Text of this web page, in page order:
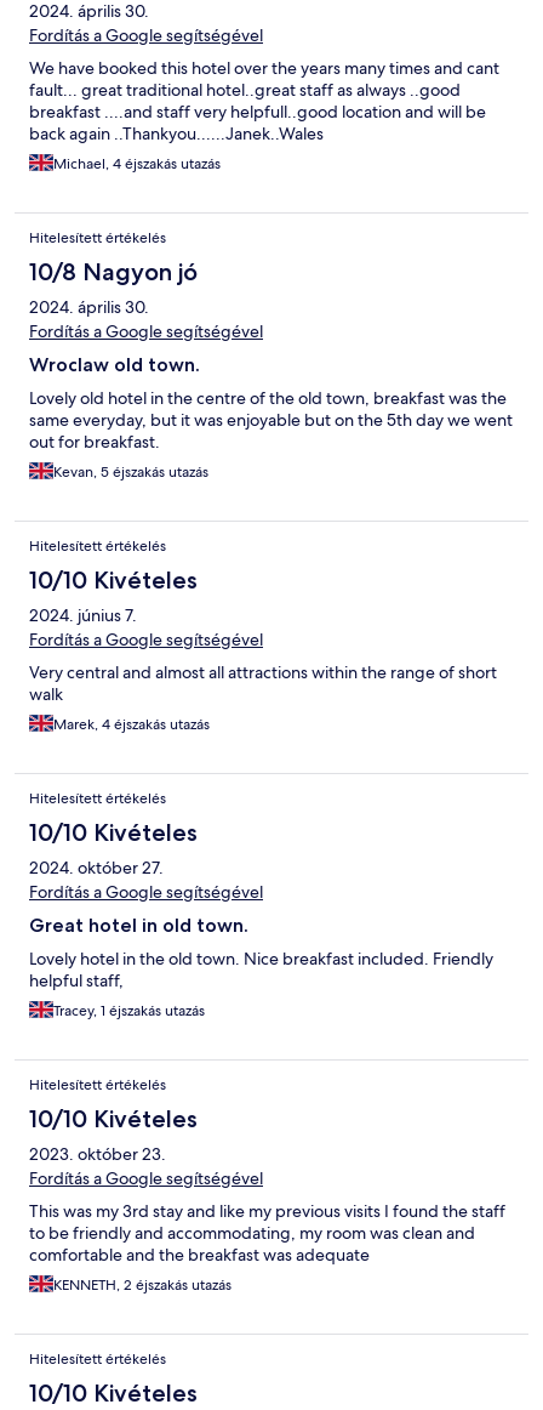
2024. április 30.
Fordítás a Google segítségével
We have booked this hotel over the years many times and cant
fault... great traditional hotel..great staff as always ..good
breakfast ....and staff very helpfull..good location and will be
back again ..Thankyou......Janek..Wales
Michael, 4 éjszakás utazás
Hitelesített értékelés
10/8 Nagyon jó
2024. április 30.
Fordítás a Google segítségével
Wroclaw old town.
Lovely old hotel in the centre of the old town, breakfast was the
same everyday, but it was enjoyable but on the 5th day we went
out for breakfast.
Kevan, 5 éjszakás utazás
Hitelesített értékelés
10/10 Kivételes
2024. június 7.
Fordítás a Google segítségével
Very central and almost all attractions within the range of short
walk
Marek, 4 éjszakás utazás
Hitelesített értékelés
10/10 Kivételes
2024. október 27.
Fordítás a Google segítségével
Great hotel in old town.
Lovely hotel in the old town. Nice breakfast included. Friendly
helpful staff,
Tracey, 1 éjszakás utazás
Hitelesített értékelés
10/10 Kivételes
2023. október 23.
Fordítás a Google segítségével
This was my 3rd stay and like my previous visits I found the staff
to be friendly and accommodating, my room was clean and
comfortable and the breakfast was adequate
KENNETH, 2 éjszakás utazás
Hitelesített értékelés
10/10 Kivételes